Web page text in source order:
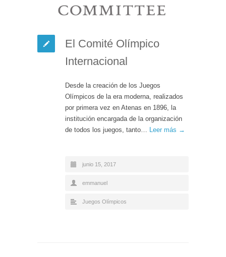
El Comité Olímpico
Internacional
Desde la creación de los Juegos
Olímpicos de la era moderna, realizados
por primera vez en Atenas en 1896, la
institución encargada de la organización
de todos los juegos, tanto… Leer más →
junio 15, 2017
emmanuel
Juegos Olímpicos